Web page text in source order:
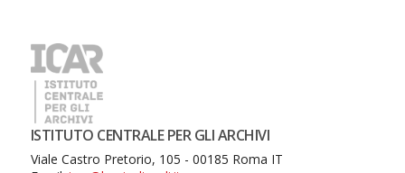
ISTITUTO CENTRALE PER GLI ARCHIVI
Viale Castro Pretorio, 105 - 00185 Roma IT